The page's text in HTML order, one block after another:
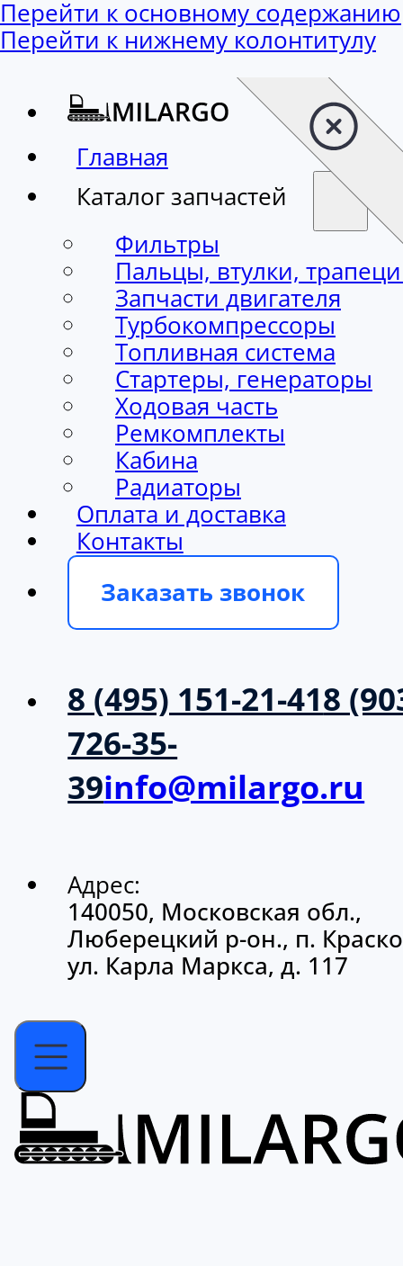
Перейти к основному содержанию
Перейти к нижнему колонтитулу
Главная
Каталог запчастей
Фильтры
Пальцы, втулки,
Запчасти двигателя
Турбокомпрессоры
Топливная система
Стартеры, генераторы
Ходовая часть
Ремкомплекты
Кабина
Радиаторы
Оплата и доставка
Контакты
Заказать звонок
8 (495) 151-21-418
726-35-
39info@milargo.ru
Адрес:
140050, Московская обл.,
Люберецкий р-он., п.
ул. Карла Маркса, д. 117